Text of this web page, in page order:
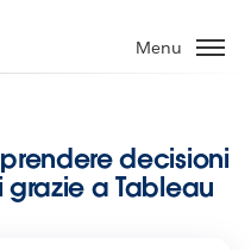
Menu
decisioni
a Tableau